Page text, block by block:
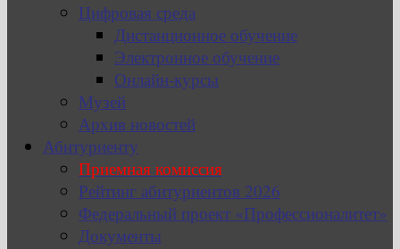
Цифровая среда
Дистанционное обучение
Электронное обучение
Онлайн-курсы
Музей
Архив новостей
Абитуриенту
Приемная комиссия
Рейтинг абитуриентов 2026
Федеральный проект «Профессионалитет»
Документы